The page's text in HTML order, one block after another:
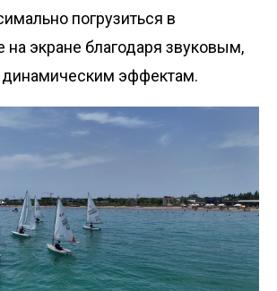
погрузиться в
экране благодаря звуковым,
эффектам.